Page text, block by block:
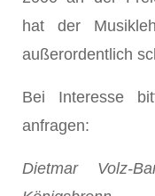
hat der
außerordentlich
Bei Interesse
anfragen:
Dietmar Volz-